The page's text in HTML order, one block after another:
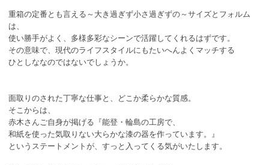
重箱の定番とも言える～大き過ぎず小さ過ぎずの～サイズとフォルム
は、
使い勝手がよく、多様多彩なシーンで活躍してくれるはずです。
その意味で、現代のライフスタイルにもたいへんよくマッチする
ひとしななのではないでしょうか。
面取りのされた丁寧な仕事と、どこか柔らかな質感。
そこからは、
赤木さんご自身が掲げる『能登・輪島の工房で、
和紙を使った気取りない大らかな漆の器を作っています。』
というステートメントが、すっと入ってくる気がいたします。